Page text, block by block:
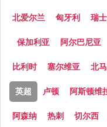
北爱尔兰 匈牙利 瑞士
保加利亚 阿尔巴尼亚
比利时 塞尔维亚 北
英超 卢顿 阿斯顿维
阿森纳 热刺 切尔西